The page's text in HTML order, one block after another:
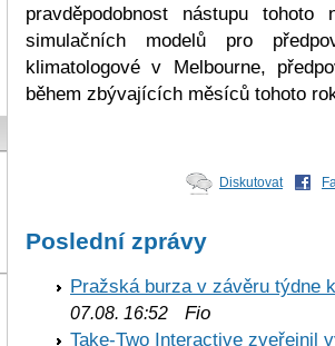
pravděpodobnost nástupu
simulačních modelů pro
klimatologové v Melbourne,
během zbývajících měsíců tohoto
Diskutovat
Poslední zprávy
Pražská burza v závěru týdne
07.08. 16:52 Fio
Take-Two Interactive zveřejnil